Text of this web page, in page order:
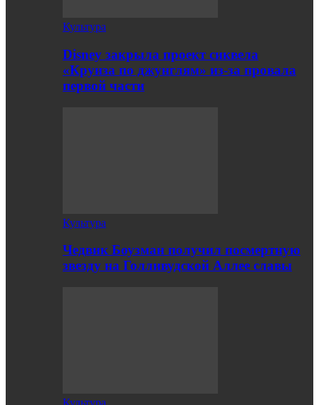
Культура
Disney закрыла проект сиквела
«Круиза по джунглям» из-за провала
первой части
Культура
Чедвик Боузман получил посмертную
звезду на Голливудской Аллее славы
Культура